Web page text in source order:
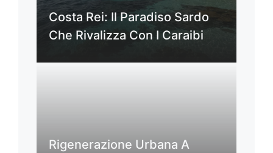
Costa Rei: Il Paradiso Sardo
Che Rivalizza Con I Caraibi
Rigenerazione Urbana A